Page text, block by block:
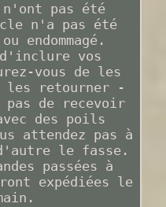
pas été
n'a pas été
vos
vous de les
les retourner -
pas de recevoir
des poils
attendez pas à
le fasse.
passées à
expédiées le